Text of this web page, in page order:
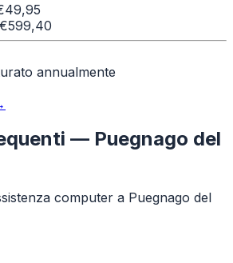
49,95
€599,40
annualmente
— Puegnago del
computer a Puegnago del